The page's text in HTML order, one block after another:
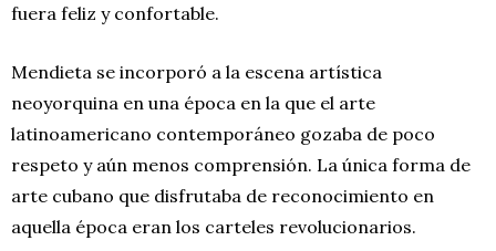
fuera feliz y confortable.
Mendieta se incorporó a la escena artística
neoyorquina en una época en la que el arte
latinoamericano contemporáneo gozaba de poco
respeto y aún menos comprensión. La única forma de
arte cubano que disfrutaba de reconocimiento en
aquella época eran los carteles revolucionarios.